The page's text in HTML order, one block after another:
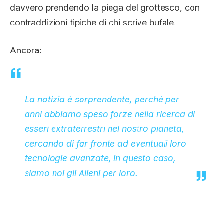
davvero prendendo la piega del grottesco, con
contraddizioni tipiche di chi scrive bufale.
Ancora:
La notizia è sorprendente, perché per
anni abbiamo speso forze nella ricerca di
esseri extraterrestri nel nostro pianeta,
cercando di far fronte ad eventuali loro
tecnologie avanzate, in questo caso,
siamo noi gli Alieni per loro.